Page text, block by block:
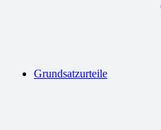
Grundsatzurteile